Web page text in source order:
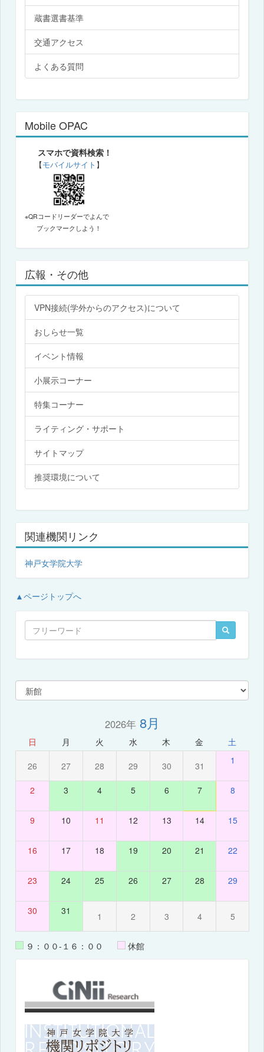
蔵書選書基準
交通アクセス
よくある質問
Mobile OPAC
スマホで資料検索！
【モバイルサイト 】
※QRコードリーダーでよんで
ブックマークしよう！
広報・その他
VPN接続(学外からのアクセス)について
おしらせ一覧
イベント情報
小展示コーナー
特集コーナー
ライティング・サポート
サイトマップ
推奨環境について
関連機関リンク
神戸女学院大学
▲ページトップへ
2026年8月
日 月 火 水 木 金 土
26 27 28 29 30 31 1
2 3 4 5 6 7 8
9 10 11 12 13 14 15
16 17 18 19 20 21 22
23 24 25 26 27 28 29
30 31 1 2 3 4 5
９：００-１６：００ 休館